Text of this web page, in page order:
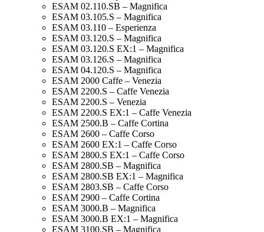
ESAM 02.110.SB – Magnifica
ESAM 03.105.S – Magnifica
ESAM 03.110 – Esperienza
ESAM 03.120.S – Magnifica
ESAM 03.120.S EX:1 – Magnifica
ESAM 03.126.S – Magnifica
ESAM 04.120.S – Magnifica
ESAM 2000 Caffe – Venezia
ESAM 2200.S – Caffe Venezia
ESAM 2200.S – Venezia
ESAM 2200.S EX:1 – Caffe Venezia
ESAM 2500.B – Caffe Cortina
ESAM 2600 – Caffe Corso
ESAM 2600 EX:1 – Caffe Corso
ESAM 2800.S EX:1 – Caffe Corso
ESAM 2800.SB – Magnifica
ESAM 2800.SB EX:1 – Magnifica
ESAM 2803.SB – Caffe Corso
ESAM 2900 – Caffe Cortina
ESAM 3000.B – Magnifica
ESAM 3000.B EX:1 – Magnifica
ESAM 3100.SB – Magnifica